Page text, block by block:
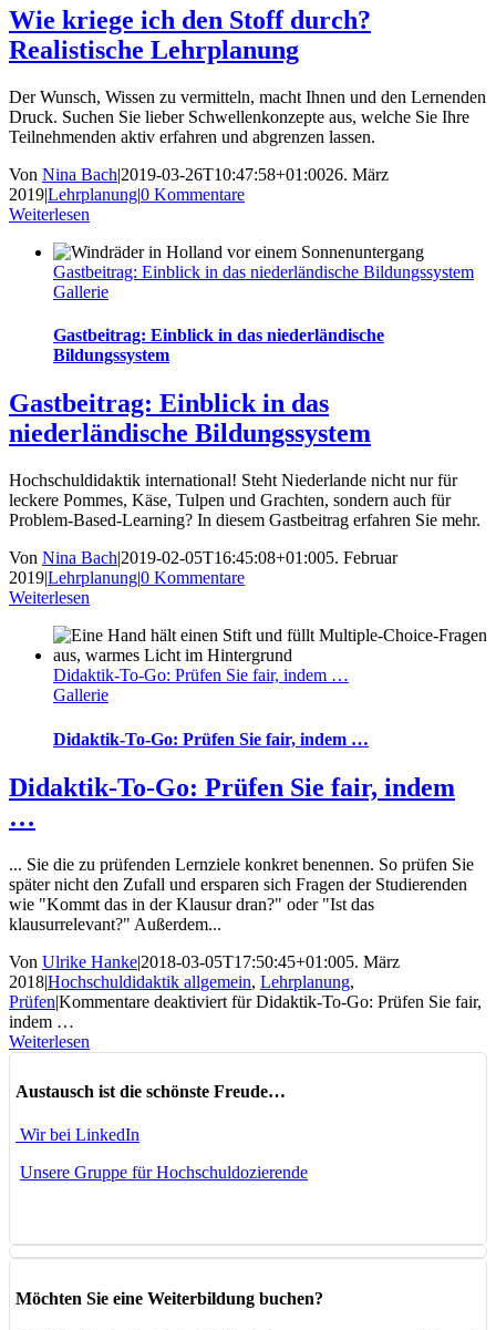
Wie kriege ich den Stoff durch?
Realistische Lehrplanung
Der Wunsch, Wissen zu vermitteln, macht Ihnen und den Lernenden
Druck. Suchen Sie lieber Schwellenkonzepte aus, welche Sie Ihre
Teilnehmenden aktiv erfahren und abgrenzen lassen.
Von Nina Bach|2019-03-26T10:47:58+01:0026. März
2019|Lehrplanung|0 Kommentare
Weiterlesen
Gastbeitrag: Einblick in das niederländische Bildungssystem
Gallerie
Gastbeitrag: Einblick in das niederländische
Bildungssystem
Gastbeitrag: Einblick in das
niederländische Bildungssystem
Hochschuldidaktik international! Steht Niederlande nicht nur für
leckere Pommes, Käse, Tulpen und Grachten, sondern auch für
Problem-Based-Learning? In diesem Gastbeitrag erfahren Sie mehr.
Von Nina Bach|2019-02-05T16:45:08+01:005. Februar
2019|Lehrplanung|0 Kommentare
Weiterlesen
Didaktik-To-Go: Prüfen Sie fair, indem …
Gallerie
Didaktik-To-Go: Prüfen Sie fair, indem …
Didaktik-To-Go: Prüfen Sie fair, indem
…
... Sie die zu prüfenden Lernziele konkret benennen. So prüfen Sie
später nicht den Zufall und ersparen sich Fragen der Studierenden
wie "Kommt das in der Klausur dran?" oder "Ist das
klausurrelevant?" Außerdem...
Von Ulrike Hanke|2018-03-05T17:50:45+01:005. März
2018|Hochschuldidaktik allgemein, Lehrplanung,
Prüfen|Kommentare deaktiviert für Didaktik-To-Go: Prüfen Sie fair,
indem …
Weiterlesen
Austausch ist die schönste Freude…
Wir bei LinkedIn
Unsere Gruppe für Hochschuldozierende
Möchten Sie eine Weiterbildung buchen?